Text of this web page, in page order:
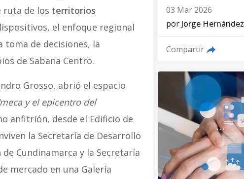
ruta de los territorios
el enfoque regional
toma de decisiones, la
de Sabana Centro.
Grosso, abrió el espacio
y el epicentro del
anfitrión, desde el Edificio de
la Secretaría de Desarrollo
Cundinamarca y la Secretaría
mercado en una Galería
03 Mar 2026
por Jorge Hernández
Compartir